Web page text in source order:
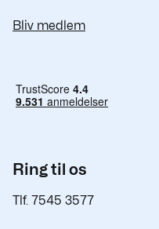
Bliv medlem
Ring til os
Tlf. 7545 3577